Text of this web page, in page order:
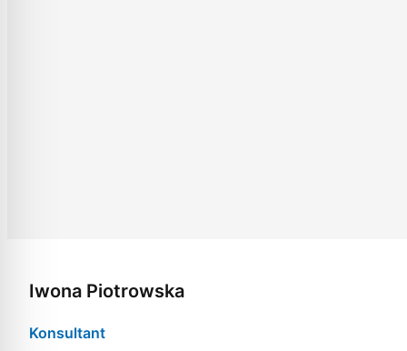
Iwona Piotrowska
Konsultant